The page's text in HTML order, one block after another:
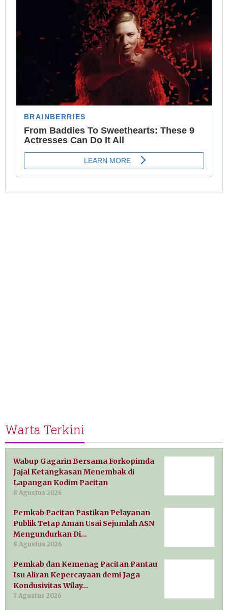
Warta Terkini
Wabup Gagarin Bersama Forkopimda
Jajal Ketangkasan Menembak di
Lapangan Kodim Pacitan
8 Agustus 2026
Pemkab Pacitan Pastikan Pelayanan
Publik Tetap Aman Usai Sejumlah ASN
Mengundurkan Di…
8 Agustus 2026
Pemkab dan Kemenag Pacitan Pantau
Isu Aliran Kepercayaan demi Jaga
Kondusivitas Wilay…
7 Agustus 2026